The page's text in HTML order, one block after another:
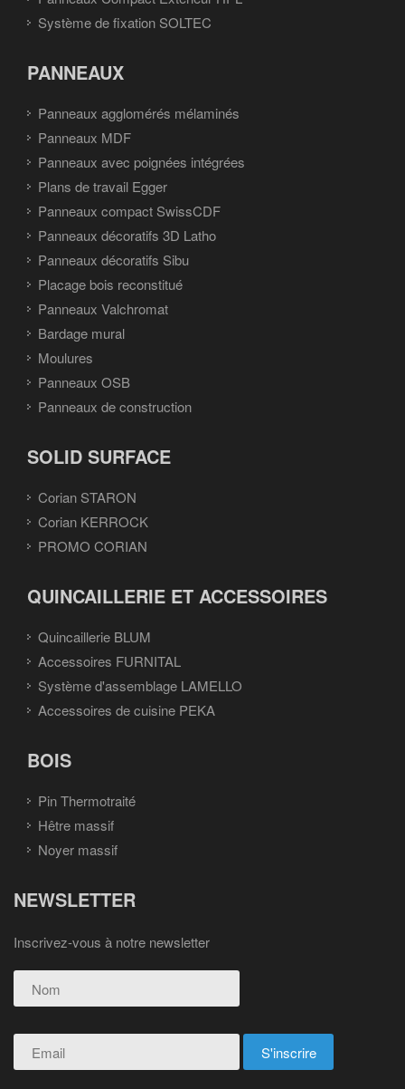
Système de fixation SOLTEC
PANNEAUX
Panneaux agglomérés mélaminés
Panneaux MDF
Panneaux avec poignées intégrées
Plans de travail Egger
Panneaux compact SwissCDF
Panneaux décoratifs 3D Latho
Panneaux décoratifs Sibu
Placage bois reconstitué
Panneaux Valchromat
Bardage mural
Moulures
Panneaux OSB
Panneaux de construction
SOLID SURFACE
Corian STARON
Corian KERROCK
PROMO CORIAN
QUINCAILLERIE ET ACCESSOIRES
Quincaillerie BLUM
Accessoires FURNITAL
Système d'assemblage LAMELLO
Accessoires de cuisine PEKA
BOIS
Pin Thermotraité
Hêtre massif
Noyer massif
NEWSLETTER
Inscrivez-vous à notre newsletter